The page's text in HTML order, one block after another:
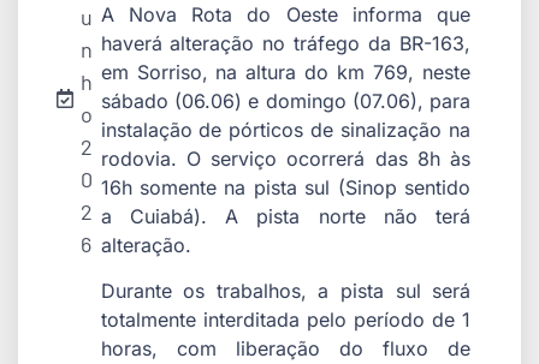
u
n
h
o
2
0
2
6
A Nova Rota do Oeste informa que
haverá alteração no tráfego da BR-163,
em Sorriso, na altura do km 769, neste
sábado (06.06) e domingo (07.06), para
instalação de pórticos de sinalização na
rodovia. O serviço ocorrerá das 8h às
16h somente na pista sul (Sinop sentido
a Cuiabá). A pista norte não terá
alteração.
Durante os trabalhos, a pista sul será
totalmente interditada pelo período de 1
horas, com liberação do fluxo de